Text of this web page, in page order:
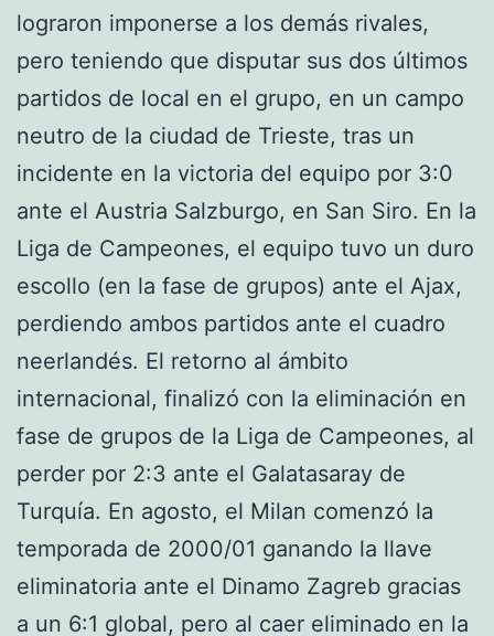
lograron imponerse a los demás rivales,
pero teniendo que disputar sus dos últimos
partidos de local en el grupo, en un campo
neutro de la ciudad de Trieste, tras un
incidente en la victoria del equipo por 3:0
ante el Austria Salzburgo, en San Siro. En la
Liga de Campeones, el equipo tuvo un duro
escollo (en la fase de grupos) ante el Ajax,
perdiendo ambos partidos ante el cuadro
neerlandés. El retorno al ámbito
internacional, finalizó con la eliminación en
fase de grupos de la Liga de Campeones, al
perder por 2:3 ante el Galatasaray de
Turquía. En agosto, el Milan comenzó la
temporada de 2000/01 ganando la llave
eliminatoria ante el Dinamo Zagreb gracias
a un 6:1 global, pero al caer eliminado en la